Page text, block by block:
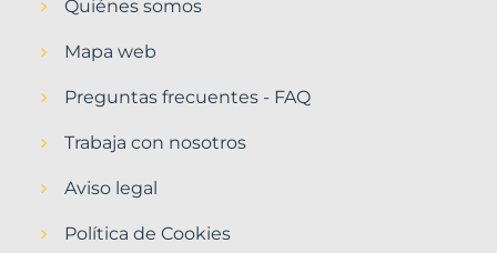
Quiénes somos
Mapa web
Preguntas frecuentes - FAQ
Trabaja con nosotros
Aviso legal
Política de Cookies